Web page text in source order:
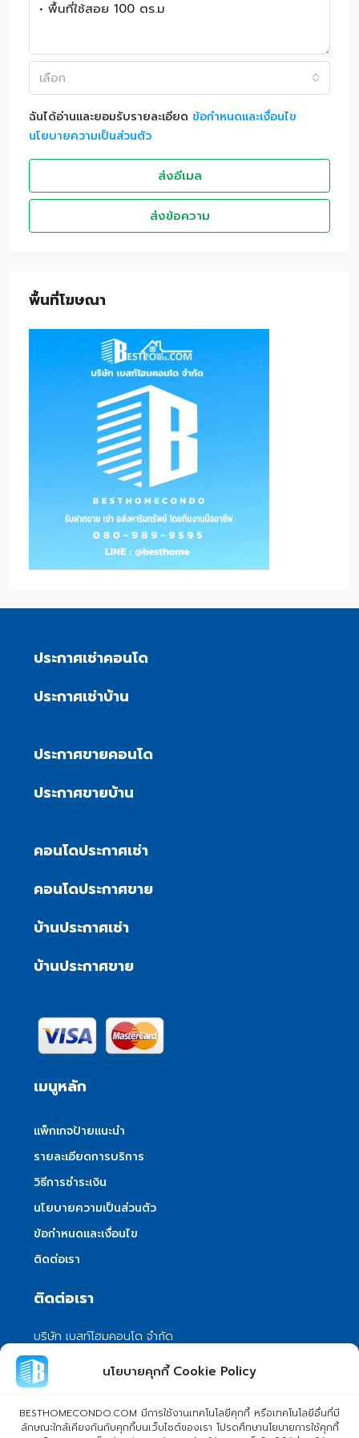
นโยบายคุกกี้ Cookie Policy
BESTHOMECONDO.COM มีการใช้งานเทคโนโลยีคุกกี้ หรือเทคโนโลยีอื่นที่มี
ลักษณะใกล้เคียงกันกับคุกกี้บนเว็บไซต์ของเรา โปรดศึกษานโยบายการใช้คุกกี้
เลือก
ฉันได้อ่านและยอมรับรายละเอียด ข้อกำหนดและเงื่อนไข
นโยบายความเป็นส่วนตัว
ส่งอีเมล
ส่งข้อความ
พื้นที่โฆษณา
ประกาศเช่าคอนโด
ประกาศเช่าบ้าน
ประกาศขายคอนโด
ประกาศขายบ้าน
คอนโดประกาศเช่า
คอนโดประกาศขาย
บ้านประกาศเช่า
บ้านประกาศขาย
เมนูหลัก
แพ็กเกจป้ายแนะนำ
รายละเอียดการบริการ
วิธีการชำระเงิน
นโยบายความเป็นส่วนตัว
ข้อกำหนดและเงื่อนไข
ติดต่อเรา
ติดต่อเรา
บริษัท เบสท์โฮมคอนโด จำกัด
101/399 หมู่ 7 แขวงลําผักชี เขตหนองจอก
กรุงเทพมหานคร 10530
info@besthomecondo.com